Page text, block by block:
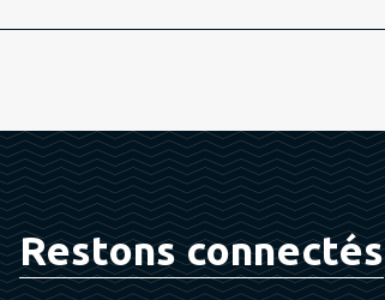
Restons connectés